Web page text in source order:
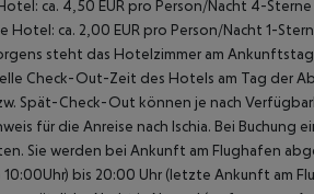
ca. 4,50 EUR pro Person/Nacht 4-Sterne
ca. 2,00 EUR pro Person/Nacht 1-
steht das Hotelzimmer am
Check-Out-Zeit des Hotels am Tag der
Spät-Check-Out können je nach
für die Anreise nach Ischia. Bei Buchung
Sie werden bei Ankunft am Flughafen
bis 20:00 Uhr (letzte Ankunft am